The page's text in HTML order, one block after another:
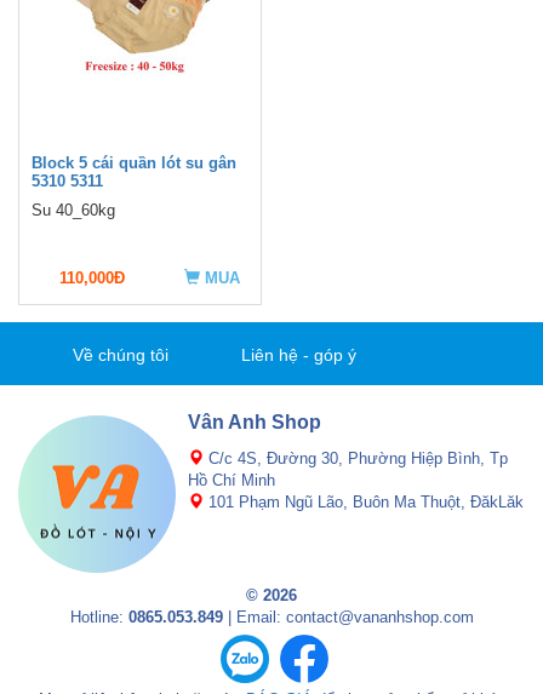
Block 5 cái quần lót su gân
5310 5311
Su 40_60kg
110,000Đ MUA
Về chúng tôi Liên hệ - góp ý
Vân Anh Shop
C/c 4S, Đường 30, Phường Hiệp Bình, Tp
Hồ Chí Minh
101 Phạm Ngũ Lão, Buôn Ma Thuột, ĐăkLăk
© 2026
Hotline: 0865.053.849| Email: contact@vananhshop.com